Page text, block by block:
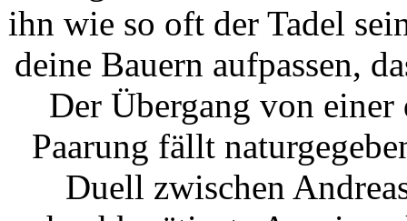
ihn wie so oft der Tadel
deine Bauern aufpassen,
Der Übergang von
Paarung fällt
Duell zwischen